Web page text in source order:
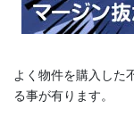
よく物件を購入した
る事が有ります。